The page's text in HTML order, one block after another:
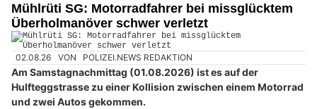
Mühlrüti SG: Motorradfahrer bei missglücktem
Überholmanöver schwer verletzt
02.08.26 VON POLIZEI.NEWS REDAKTION
Am Samstagnachmittag (01.08.2026) ist es auf der
Hulfteggstrasse zu einer Kollision zwischen einem Motorrad
und zwei Autos gekommen.